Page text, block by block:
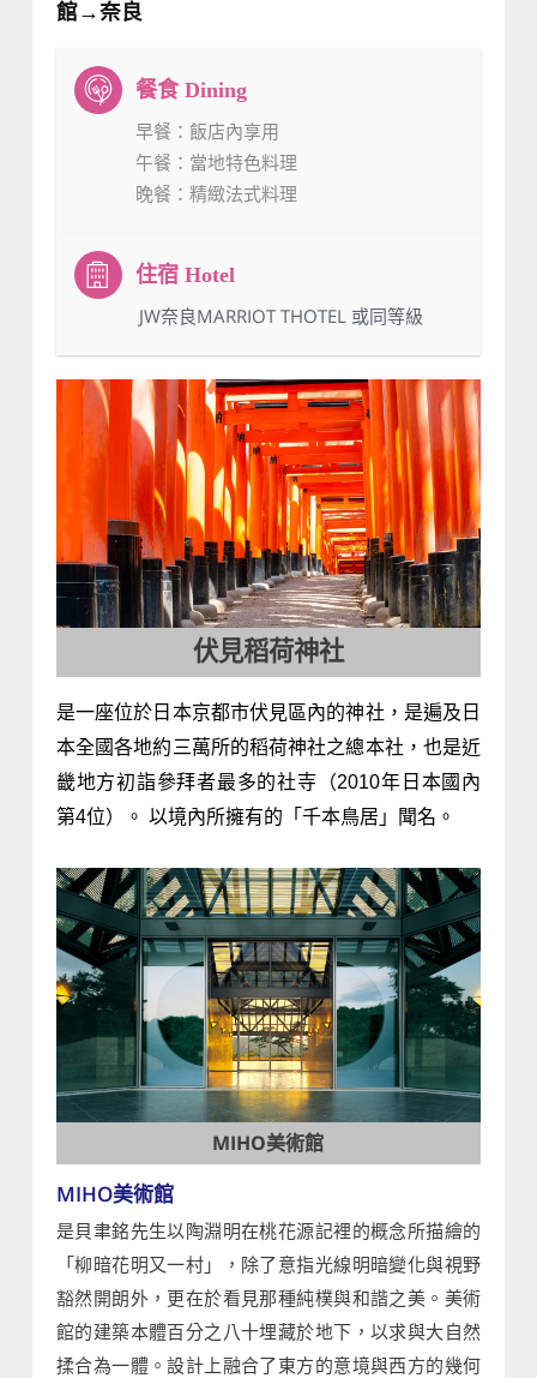
館→奈良
早餐 ：飯店內享用
午餐 ：當地特色料理
晚餐 ：精緻法式料理
：JW奈良MARRIOT THOTEL 或同等級
伏見稻荷神社
是一座位於日本京都市伏見區內的神社，是遍及日
本全國各地約三萬所的稻荷神社之總本社，也是近
畿地方初詣參拜者最多的社寺（2010年日本國內
第4位）。 以境內所擁有的「千本鳥居」聞名。
MIHO美術館
MIHO美術館
是貝聿銘先生以陶淵明在桃花源記裡的概念所描繪的
「柳暗花明又一村」，除了意指光線明暗變化與視野
豁然開朗外，更在於看見那種純樸與和諧之美。美術
館的建築本體百分之八十埋藏於地下，以求與大自然
揉合為一體。設計上融合了東方的意境與西方的幾何